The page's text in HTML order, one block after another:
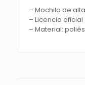
– Mochila de
– Licencia oficial
– Material: